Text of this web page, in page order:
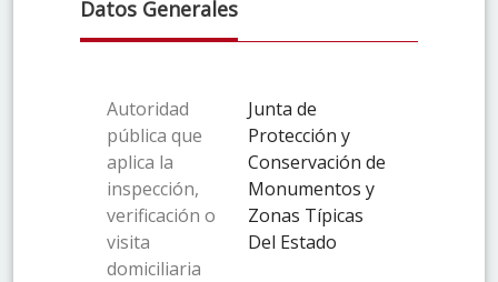
Datos Generales
Autoridad
pública que
aplica la
inspección,
verificación o
visita
domiciliaria
Junta de
Protección y
Conservación de
Monumentos y
Zonas Típicas
Del Estado